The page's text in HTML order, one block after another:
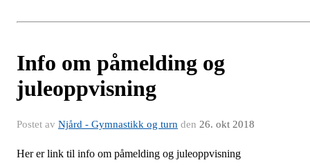
Info om påmelding og
juleoppvisning
Postet av Njård - Gymnastikk og turn den 26. okt 2018
Her er link til info om påmelding og juleoppvisning